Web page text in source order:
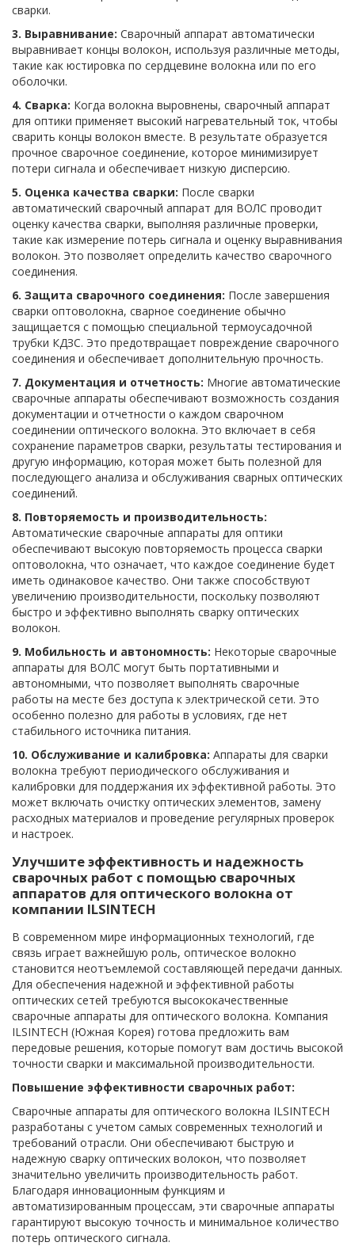
сварки.
3. Выравнивание: Сварочный аппарат автоматически
выравнивает концы волокон, используя различные методы,
такие как юстировка по сердцевине волокна или по его
оболочки.
4. Сварка: Когда волокна выровнены, сварочный аппарат
для оптики применяет высокий нагревательный ток, чтобы
сварить концы волокон вместе. В результате образуется
прочное сварочное соединение, которое минимизирует
потери сигнала и обеспечивает низкую дисперсию.
5. Оценка качества сварки: После сварки
автоматический сварочный аппарат для ВОЛС проводит
оценку качества сварки, выполняя различные проверки,
такие как измерение потерь сигнала и оценку выравнивания
волокон. Это позволяет определить качество сварочного
соединения.
6. Защита сварочного соединения: После завершения
сварки оптоволокна, сварное соединение обычно
защищается с помощью специальной термоусадочной
трубки КДЗС. Это предотвращает повреждение сварочного
соединения и обеспечивает дополнительную прочность.
7. Документация и отчетность: Многие автоматические
сварочные аппараты обеспечивают возможность создания
документации и отчетности о каждом сварочном
соединении оптического волокна. Это включает в себя
сохранение параметров сварки, результаты тестирования и
другую информацию, которая может быть полезной для
последующего анализа и обслуживания сварных оптических
соединений.
8. Повторяемость и производительность:
Автоматические сварочные аппараты для оптики
обеспечивают высокую повторяемость процесса сварки
оптоволокна, что означает, что каждое соединение будет
иметь одинаковое качество. Они также способствуют
увеличению производительности, поскольку позволяют
быстро и эффективно выполнять сварку оптических
волокон.
9. Мобильность и автономность: Некоторые сварочные
аппараты для ВОЛС могут быть портативными и
автономными, что позволяет выполнять сварочные
работы на месте без доступа к электрической сети. Это
особенно полезно для работы в условиях, где нет
стабильного источника питания.
10. Обслуживание и калибровка: Аппараты для сварки
волокна требуют периодического обслуживания и
калибровки для поддержания их эффективной работы. Это
может включать очистку оптических элементов, замену
расходных материалов и проведение регулярных проверок
и настроек.
Улучшите эффективность и надежность
сварочных работ с помощью сварочных
аппаратов для оптического волокна от
компании ILSINTECH
В современном мире информационных технологий, где
связь играет важнейшую роль, оптическое волокно
становится неотъемлемой составляющей передачи данных.
Для обеспечения надежной и эффективной работы
оптических сетей требуются высококачественные
сварочные аппараты для оптического волокна. Компания
ILSINTECH (Южная Корея) готова предложить вам
передовые решения, которые помогут вам достичь высокой
точности сварки и максимальной производительности.
Повышение эффективности сварочных работ:
Сварочные аппараты для оптического волокна ILSINTECH
разработаны с учетом самых современных технологий и
требований отрасли. Они обеспечивают быструю и
надежную сварку оптических волокон, что позволяет
значительно увеличить производительность работ.
Благодаря инновационным функциям и
автоматизированным процессам, эти сварочные аппараты
гарантируют высокую точность и минимальное количество
потерь оптического сигнала.